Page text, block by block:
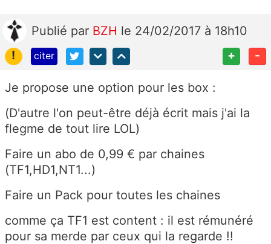
Publié par BZH le 24/02/2017 à 18h10
!
citer + -
Je propose une option pour les box :
(D'autre l'on peut-être déjà écrit mais j'ai la
flegme de tout lire LOL)
Faire un abo de 0,99 € par chaines
(TF1,HD1,NT1...)
Faire un Pack pour toutes les chaines
comme ça TF1 est content : il est rémunéré
pour sa merde par ceux qui la regarde !!